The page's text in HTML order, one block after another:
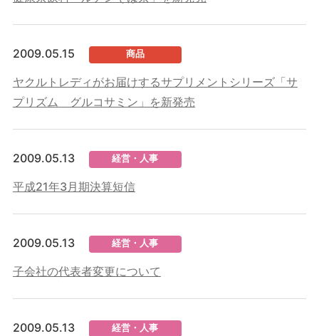
2009.05.15 商品
ヤクルトレディがお届けするサプリメントシリーズ「サ
プリズム グルコサミン」を新発売
2009.05.13 経営・人事
平成21年3月期決算短信
2009.05.13 経営・人事
子会社の代表者変更について
2009.05.13 経営・人事